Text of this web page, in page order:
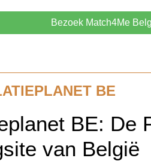
Bezoek Match4Me
BE
BE: De
van België